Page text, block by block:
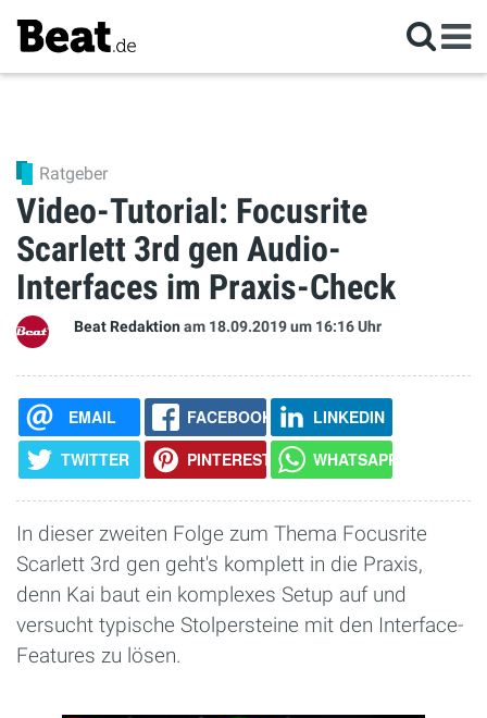
Ratgeber
Video-Tutorial: Focusrite
Scarlett 3rd gen Audio-
Interfaces im Praxis-Check
Beat Redaktionam 18.09.2019um 16:16 Uhr
EMAIL FACEBOOK
LINKEDIN
TWITTER
PINTEREST WHATSAPP
In dieser zweiten Folge zum Thema Focusrite
Scarlett 3rd gen geht's komplett in die Praxis,
denn Kai baut ein komplexes Setup auf und
versucht typische Stolpersteine mit den Interface-
Features zu lösen.